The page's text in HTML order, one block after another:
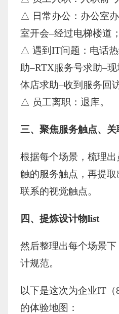
△ 日常办公：办公室
室开会–经过电梯楼道；
△ 遇到IT问题：电话热
助–RTX服务号求助–
体店求助–收到服务回
△ 员工离职：退库。
三、聚焦服务触点、关
根据每个场景，梳理
触的服务触点，再提
联系的视觉触点。
四、提炼设计物list
然后整理出每个场景
计规范。
以下是这次为企业IT（
的体验地图：